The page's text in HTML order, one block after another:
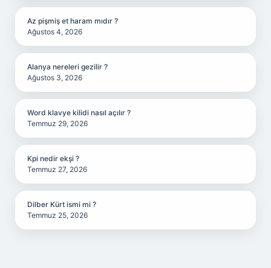
Az pişmiş et haram mıdır ?
Ağustos 4, 2026
Alanya nereleri gezilir ?
Ağustos 3, 2026
Word klavye kilidi nasıl açılır ?
Temmuz 29, 2026
Kpi nedir ekşi ?
Temmuz 27, 2026
Dilber Kürt ismi mi ?
Temmuz 25, 2026